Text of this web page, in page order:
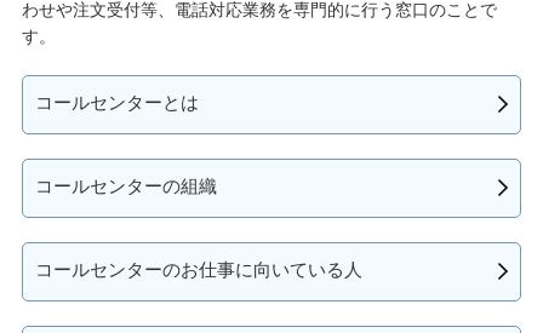
わせや注文受付等、電話対応業務を専門的に行う窓口のことで
す。
コールセンターとは
コールセンターの組織
コールセンターのお仕事に向いている人